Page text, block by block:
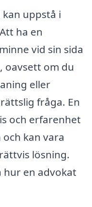
uppstå i
ha en
vid sin sida
oavsett om du
eller
fråga. En
och erfarenhet
kan vara
lösning.
hur en advokat